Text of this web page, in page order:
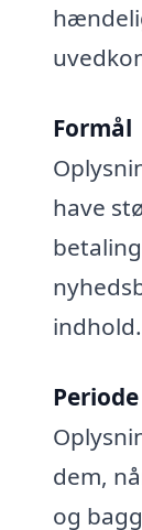
Formål
have
indhold.
dem,
og